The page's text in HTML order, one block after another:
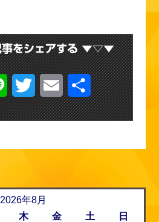
L
i
T
w
e
E
m
共
有
2026年8月
木 金 土 日